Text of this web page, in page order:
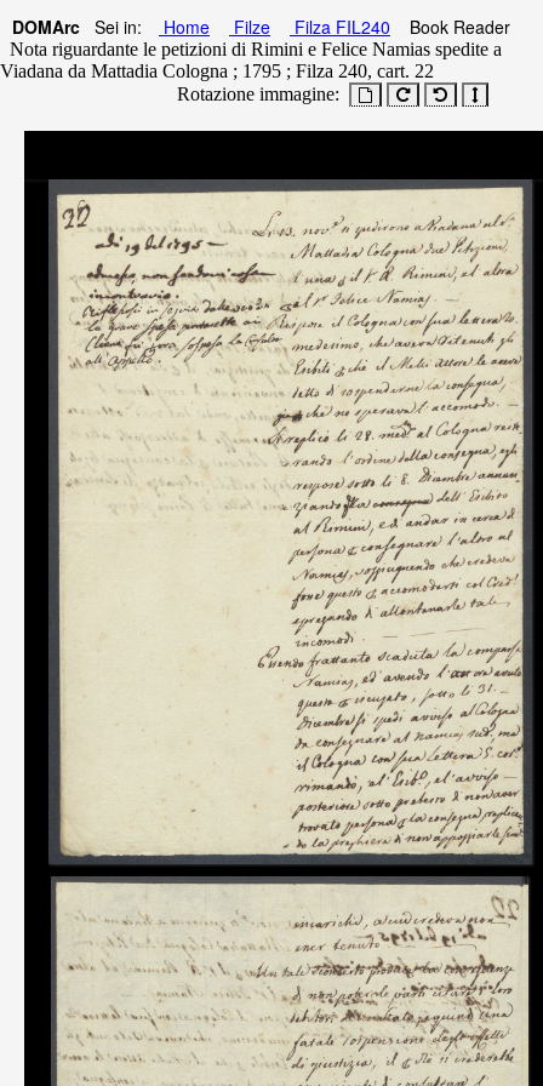
DOMArc Sei in: Home Filze Filza FIL240 Book Reader
Nota riguardante le petizioni di Rimini e Felice Namias spedite a
Viadana da Mattadia Cologna ; 1795 ; Filza 240, cart. 22
Rotazione immagine: